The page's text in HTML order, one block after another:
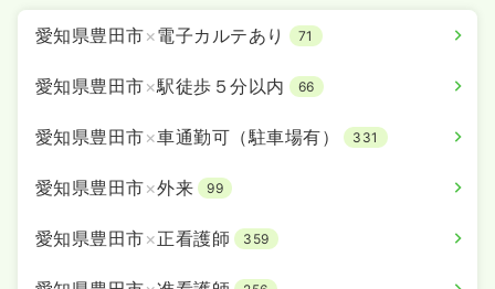
愛知県豊田市×電子カルテあり 71
愛知県豊田市×駅徒歩５分以内 66
愛知県豊田市×車通勤可（駐車場有） 331
愛知県豊田市×外来 99
愛知県豊田市×正看護師 359